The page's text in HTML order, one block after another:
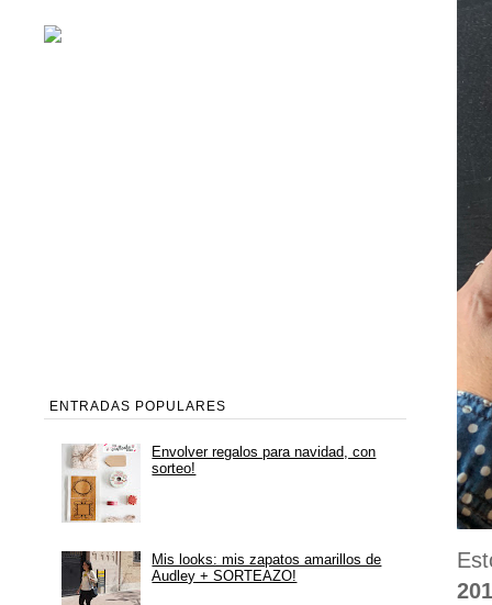
ENTRADAS POPULARES
Envolver regalos para navidad, con
sorteo!
Mis looks: mis zapatos amarillos de
Audley + SORTEAZO!